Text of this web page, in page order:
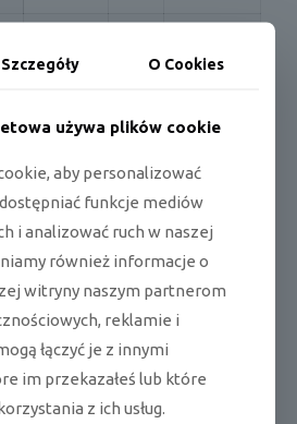
rzanie
rzanie
~30
wys./
śr./nis./ci.
m³/
min
530/380/28
0/250
l/h 1
A 0,1
(wys./
)
obr/
min
1120/960/8
(wys./
dB(
Szczegóły O Cookies
używa plików cookie
aby personalizować
funkcje mediów
i analizować ruch w naszej
również informacje o
witryny naszym partnerom
reklamie i
łączyć je z innymi
im przekazałeś lub które
z ich usług.